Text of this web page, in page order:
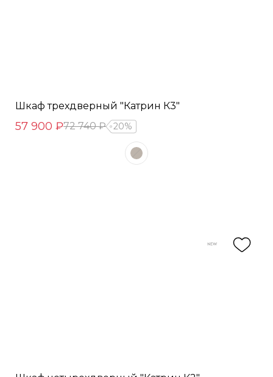
Шкаф трехдверный "Катрин К3"
57 900 ₽72 740 ₽ 20%